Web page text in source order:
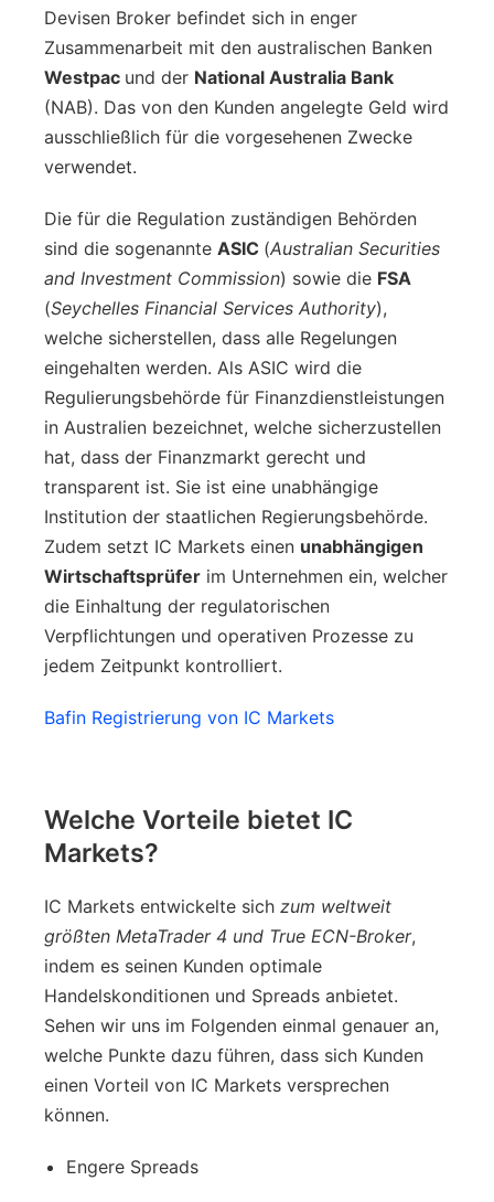
Devisen Broker befindet sich in enger
Zusammenarbeit mit den australischen Banken
Westpac und der National Australia Bank
(NAB). Das von den Kunden angelegte Geld wird
ausschließlich für die vorgesehenen Zwecke
verwendet.
Die für die Regulation zuständigen Behörden
sind die sogenannte ASIC (Australian Securities
and Investment Commission) sowie die FSA
(Seychelles Financial Services Authority),
welche sicherstellen, dass alle Regelungen
eingehalten werden. Als ASIC wird die
Regulierungsbehörde für Finanzdienstleistungen
in Australien bezeichnet, welche sicherzustellen
hat, dass der Finanzmarkt gerecht und
transparent ist. Sie ist eine unabhängige
Institution der staatlichen Regierungsbehörde.
Zudem setzt IC Markets einen unabhängigen
Wirtschaftsprüfer im Unternehmen ein, welcher
die Einhaltung der regulatorischen
Verpflichtungen und operativen Prozesse zu
jedem Zeitpunkt kontrolliert.
Bafin Registrierung von IC Markets
Welche Vorteile bietet IC
Markets?
IC Markets entwickelte sich zum weltweit
größten MetaTrader 4 und True ECN-Broker,
indem es seinen Kunden optimale
Handelskonditionen und Spreads anbietet.
Sehen wir uns im Folgenden einmal genauer an,
welche Punkte dazu führen, dass sich Kunden
einen Vorteil von IC Markets versprechen
können.
Engere Spreads